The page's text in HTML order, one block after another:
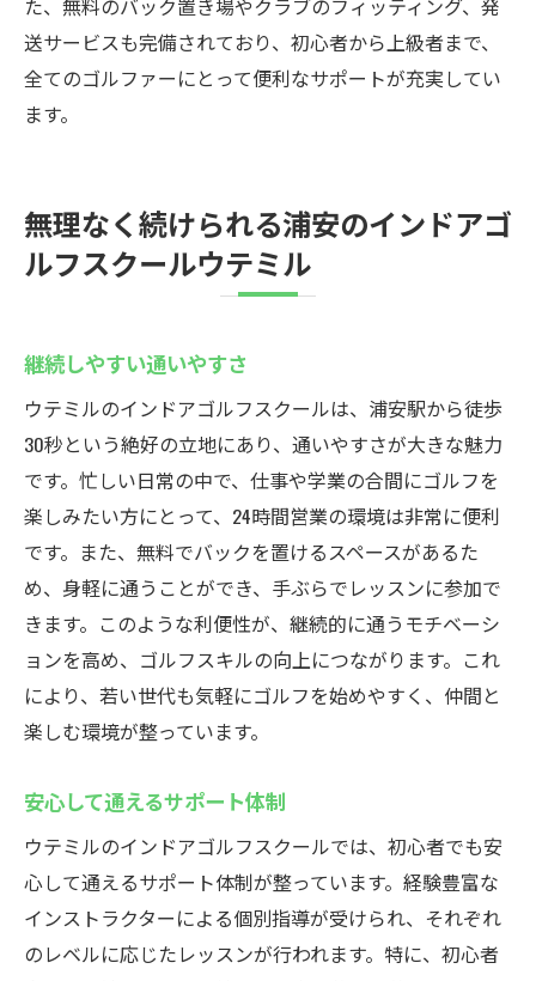
た、無料のバック置き場やクラブのフィッティング、発
送サービスも完備されており、初心者から上級者まで、
全てのゴルファーにとって便利なサポートが充実してい
ます。
無理なく続けられる浦安のインドアゴ
ルフスクールウテミル
継続しやすい通いやすさ
ウテミルのインドアゴルフスクールは、浦安駅から徒歩
30秒という絶好の立地にあり、通いやすさが大きな魅力
です。忙しい日常の中で、仕事や学業の合間にゴルフを
楽しみたい方にとって、24時間営業の環境は非常に便利
です。また、無料でバックを置けるスペースがあるた
め、身軽に通うことができ、手ぶらでレッスンに参加で
きます。このような利便性が、継続的に通うモチベーシ
ョンを高め、ゴルフスキルの向上につながります。これ
により、若い世代も気軽にゴルフを始めやすく、仲間と
楽しむ環境が整っています。
安心して通えるサポート体制
ウテミルのインドアゴルフスクールでは、初心者でも安
心して通えるサポート体制が整っています。経験豊富な
インストラクターによる個別指導が受けられ、それぞれ
のレベルに応じたレッスンが行われます。特に、初心者